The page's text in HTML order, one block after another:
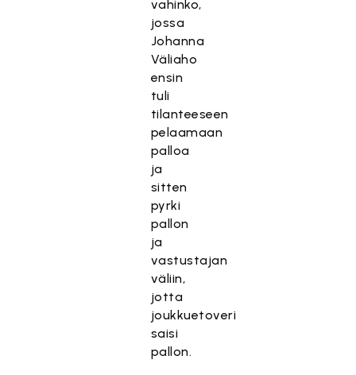
vahinko,
jossa
Johanna
Väliaho
ensin
tuli
tilanteeseen
pelaamaan
palloa
ja
sitten
pyrki
pallon
ja
vastustajan
väliin,
jotta
joukkuetoveri
saisi
pallon.
T
ä
m
s